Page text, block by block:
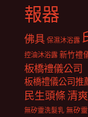
報器
佛具 保濕沐浴露
控油沐浴露 新竹禮
板橋禮儀公司
板橋禮儀公司推
民生頭條清
無矽靈洗髮乳 無矽